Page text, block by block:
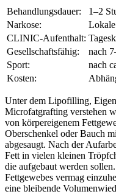
Behandlungsdauer:
1–2
Narkose:
CLINIC-Aufenthalt:
Gesellschaftsfähig:
nach
Sport:
nach
Kosten:
Unter dem Lipofilling,
Microfatgrafting verstehen
von körpereigenem
Oberschenkel oder Bauch
abgesaugt. Nach der
Fett in vielen kleinen
die aufgebaut werden
Fettgewebes vermag
eine bleibende